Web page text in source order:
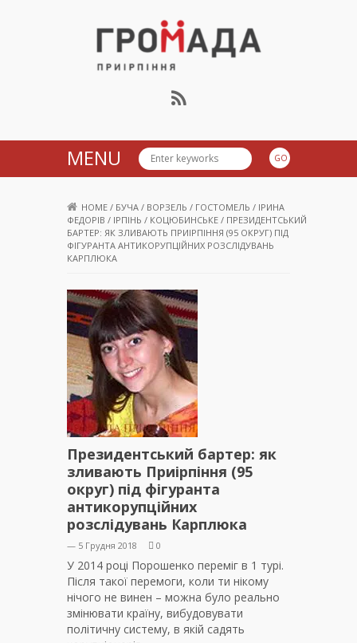
Громада Приірпіння
MENU
HOME / БУЧА / ВОРЗЕЛЬ / ГОСТОМЕЛЬ / ІРИНА
ФЕДОРІВ / ІРПІНЬ / КОЦЮБИНСЬКЕ / ПРЕЗИДЕНТСЬКИЙ
БАРТЕР: ЯК ЗЛИВАЮТЬ ПРИІРПІННЯ (95 ОКРУГ) ПІД
ФІГУРАНТА АНТИКОРУПЦІЙНИХ РОЗСЛІДУВАНЬ
КАРПЛЮКА
Президентський бартер: як
зливають Приірпіння (95
округ) під фігуранта
антикорупційних
розслідувань Карплюка
— 5 Грудня 2018 0
У 2014 році Порошенко переміг в 1 турі.
Після такої перемоги, коли ти нікому
нічого не винен – можна було реально
змінювати країну, вибудовувати
політичну систему, в якій садять